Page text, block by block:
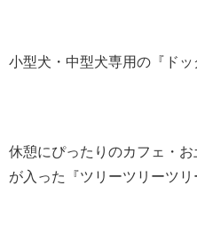
小型犬・中型犬専用の『ドッ
休憩にぴったりのカフェ・
が入った『ツリーツリーツリ